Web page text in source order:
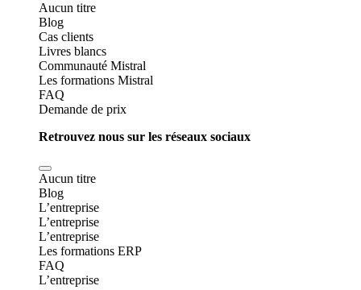
Aucun titre
Blog
Cas clients
Livres blancs
Communauté Mistral
Les formations Mistral
FAQ
Demande de prix
Retrouvez nous sur les réseaux sociaux
Aucun titre
Blog
L’entreprise
L’entreprise
L’entreprise
Les formations ERP
FAQ
L’entreprise